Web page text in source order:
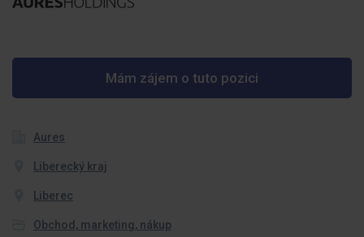
Mám zájem o tuto pozici
Aures
Liberecký kraj
Liberec
Obchod, marketing, nákup